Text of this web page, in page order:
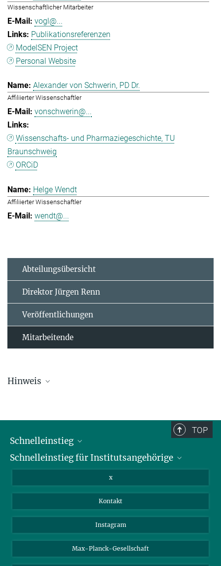
Wissenschaftlicher Mitarbeiter
vogl@...
Publikationsreferenzen
ModelSEN Project
Personal Website
Alexander von Schwerin, PD Dr.
Affiliierter Wissenschaftler
vonschwerin@...
Wissenschafts- und Pharmaziegeschichte, TU
Braunschweig
ORCiD
Helge Wendt
Affiliierter Wissenschaftler
wendt@...
Abteilungsübersicht
Direktor Jürgen Renn
Veröffentlichungen
Mitarbeitende
Hinweis
TOP
Schnelleinstieg
Bibliothek
Schnelleinstieg für Institutsangehörige
Nextcloud
x
Kontakt
Instagram
Max-Planck-Gesellschaft